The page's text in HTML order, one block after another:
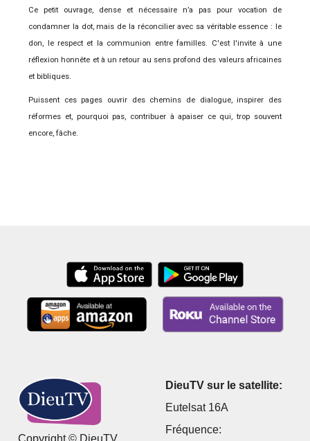
Ce petit ouvrage, dense et nécessaire n’a pas pour vocation de
condamner la dot, mais de la réconcilier avec sa véritable essence : le
don, le respect et la communion entre familles. C'est l'invite à une
réflexion honnête et à un retour au sens profond des valeurs africaines
et bibliques.
Puissent ces pages ouvrir des chemins de dialogue, inspirer des
réformes et, pourquoi pas, contribuer à apaiser ce qui, trop souvent
encore, fâche.
DieuTV sur le satellite:
Eutelsat 16A
Fréquence: